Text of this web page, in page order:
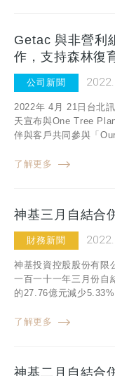
Getac 與非營利
作，支持森林復
公司新聞
2022年 4月 21日台北
天宣布與One Tree
伴與客戶共同參與「
了解更多
神基三月自結合
財務新聞
神基投資控股股份有限
一百一十一年三月份自
的27.76億元減少5.33%
了解更多
神基二月自結合